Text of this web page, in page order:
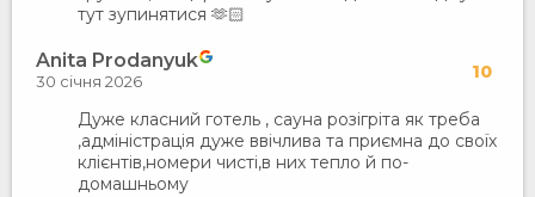
тут зупинятися 🫶🏻
Anita Prodanyuk 10
30 січня 2026
Дуже класний готель , сауна розігріта як треба
,адміністрація дуже ввічлива та приємна до своїх
клієнтів,номери чисті,в них тепло й по-
домашньому